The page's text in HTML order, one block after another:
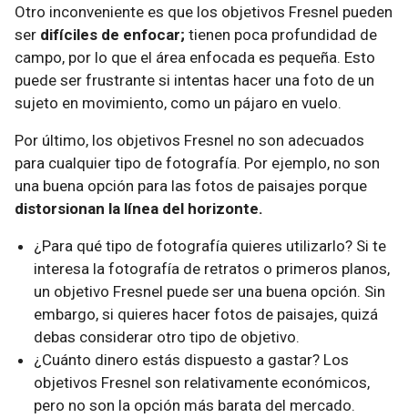
Otro inconveniente es que los objetivos Fresnel pueden
ser difíciles de enfocar; tienen poca profundidad de
campo, por lo que el área enfocada es pequeña. Esto
puede ser frustrante si intentas hacer una foto de un
sujeto en movimiento, como un pájaro en vuelo.
Por último, los objetivos Fresnel no son adecuados
para cualquier tipo de fotografía. Por ejemplo, no son
una buena opción para las fotos de paisajes porque
distorsionan la línea del horizonte.
¿Para qué tipo de fotografía quieres utilizarlo? Si te
interesa la fotografía de retratos o primeros planos,
un objetivo Fresnel puede ser una buena opción. Sin
embargo, si quieres hacer fotos de paisajes, quizá
debas considerar otro tipo de objetivo.
¿Cuánto dinero estás dispuesto a gastar? Los
objetivos Fresnel son relativamente económicos,
pero no son la opción más barata del mercado.